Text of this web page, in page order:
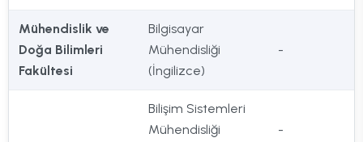
Mühendislik ve
Doğa Bilimleri
Fakültesi
Bilgisayar
Mühendisliği
(İngilizce)
-
Bilişim Sistemleri
Mühendisliği
-